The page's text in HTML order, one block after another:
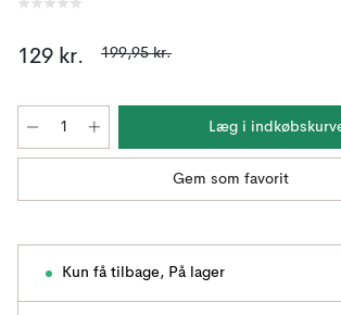
129 kr. 199,95 kr.
Læg i
Gem som favorit
Kun få tilbage, På lager